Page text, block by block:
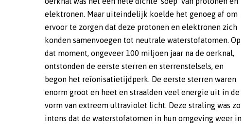
elektronen. Maar uiteindelijk koelde het genoeg af om
ervoor te zorgen dat deze protonen en elektronen zich
konden samenvoegen tot neutrale waterstofatomen. Op
dat moment, ongeveer 100 miljoen jaar na de oerknal,
ontstonden de eerste sterren en sterrenstelsels, en
begon het reïonisatietijdperk. De eerste sterren waren
enorm groot en heet en straalden veel energie uit in de
vorm van extreem ultraviolet licht. Deze straling was zo
intens dat de waterstofatomen in hun omgeving weer in
650 miljoen jaar na de oerknal is geëindigd, in plaats van
de 1 miljard jaar waar we nu van uitgaan,’ zegt
astronoom Julian Muñoz van de University of Texas in
Austin (VS) en hoofdauteur van het artikel in MNRAS.
‘Maar als dit waar zou zijn, zouden de kosmische
achtergrondstraling en het Lyman-alfabos er anders
uitzien. Een en ander staat dus op gespannen voet met
elkaar.’ Met andere woorden: het is onwaarschijnlijk dat
de reïonisatie honderden miljoenen jaren eerder